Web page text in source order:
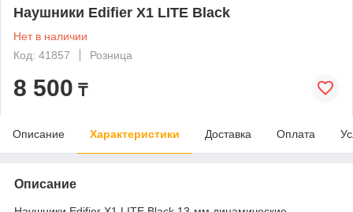
Наушники Edifier X1 LITE Black
Нет в наличии
Код: 41857
Розница
8 500 ₸
Описание Характеристики Доставка Оплата
Описание